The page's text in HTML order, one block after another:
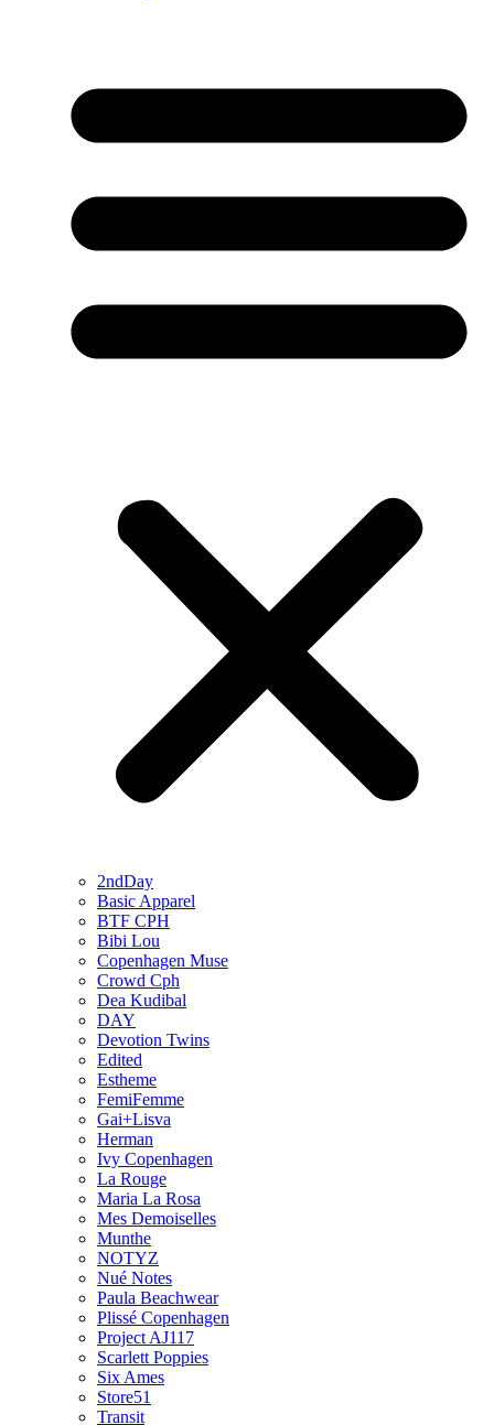
2ndDay
Basic Apparel
BTF CPH
Bibi Lou
Copenhagen Muse
Crowd Cph
Dea Kudibal
DAY
Devotion Twins
Edited
Estheme
FemiFemme
Gai+Lisva
Herman
Ivy Copenhagen
La Rouge
Maria La Rosa
Mes Demoiselles
Munthe
NOTYZ
Nué Notes
Paula Beachwear
Plissé Copenhagen
Project AJ117
Scarlett Poppies
Six Ames
Store51
Transit